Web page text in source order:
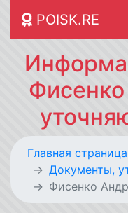
POISK.RE
Фисенко
Главная страница
Документы,
Фисенко